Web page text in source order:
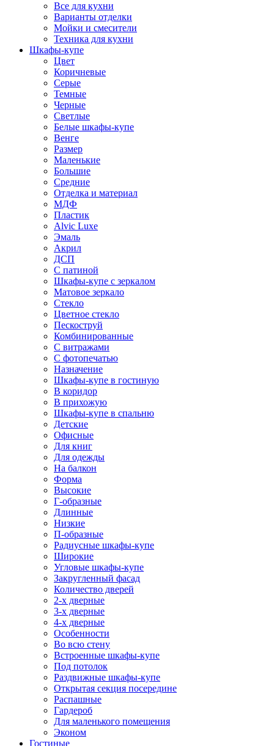
Все для кухни
Варианты отделки
Мойки и смесители
Техника для кухни
Шкафы-купе
Цвет
Коричневые
Серые
Темные
Черные
Светлые
Белые шкафы-купе
Венге
Размер
Маленькие
Большие
Средние
Отделка и материал
МДФ
Пластик
Alvic Luxe
Эмаль
Акрил
ДСП
С патиной
Шкафы-купе с зеркалом
Матовое зеркало
Стекло
Цветное стекло
Пескоструй
Комбинированные
С витражами
С фотопечатью
Назначение
Шкафы-купе в гостиную
В коридор
В прихожую
Шкафы-купе в спальню
Детские
Офисные
Для книг
Для одежды
На балкон
Форма
Высокие
Г-образные
Длинные
Низкие
П-образные
Радиусные шкафы-купе
Широкие
Угловые шкафы-купе
Закругленный фасад
Количество дверей
2-х дверные
3-х дверные
4-х дверные
Особенности
Во всю стену
Встроенные шкафы-купе
Под потолок
Раздвижные шкафы-купе
Открытая секция посередине
Распашные
Гардероб
Для маленького помещения
Эконом
Гостиные